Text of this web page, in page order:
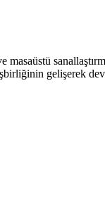
gelişerek